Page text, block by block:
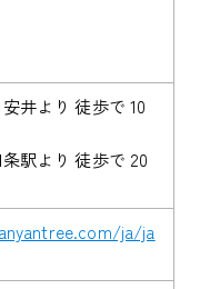
井より 徒歩で 10
駅より 徒歩で 20
ja/ja